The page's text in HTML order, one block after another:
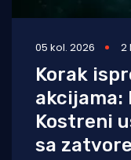
05 kol. 2026 2
Korak
akcijama:
Kostreni
sa